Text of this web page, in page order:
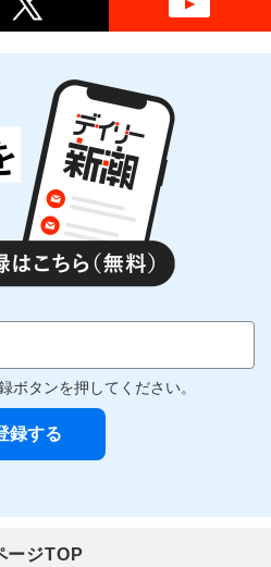
ボタンを押してください。
ージTOP